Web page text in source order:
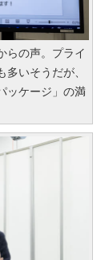
らの声。プライ
いそうだが、
ッケージ」の満